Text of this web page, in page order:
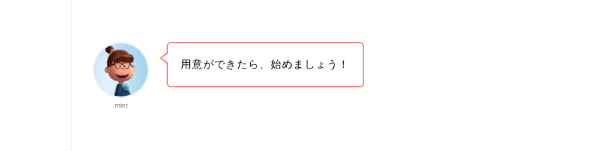
mint
用意ができたら、始めましょう！